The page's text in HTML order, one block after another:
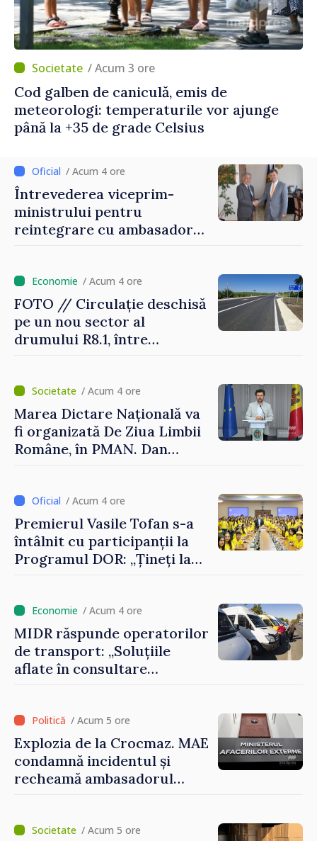
/ Acum 3 ore
Cod galben de caniculă, emis de
meteorologi: temperaturile vor ajunge
până la +35 de grade Celsius
/ Acum 4 ore
Întrevederea viceprim-
ministrului pentru
reintegrare cu ambasadorul
/ Acum 4 ore
FOTO // Circulație deschisă
pe un nou sector al
drumului R8.1, între
înseamnă deplasări sigure
ale agenților economici și
cetățenilor”
/ Acum 4 ore
Marea Dictare Națională va
fi organizată De Ziua Limbii
Române, în PMAN. Dan
an”
/ Acum 4 ore
Premierul Vasile Tofan s-a
întâlnit cu participanții la
Programul DOR: „Țineți la
doar astfel puteți reuși”
/ Acum 4 ore
MIDR răspunde operatorilor
de transport: „Soluțiile
aflate în consultare
sigure, regulate și
accesibile”
/ Acum 5 ore
Explozia de la Crocmaz. MAE
condamnă incidentul și
recheamă ambasadorul
/ Acum 5 ore